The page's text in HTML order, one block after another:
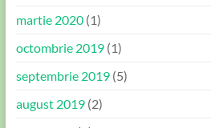
martie 2020(1)
octombrie 2019(1)
septembrie 2019(5)
august 2019(2)